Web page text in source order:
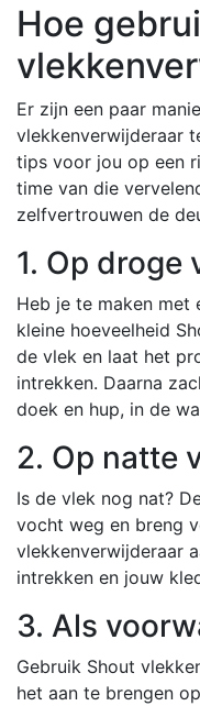
Hoe
Er zijn een paar
vlekkenverwijderaar
tips voor jou op een
time van die
zelfvertrouwen de
1. Op droge
Heb je te maken met
kleine hoeveelheid
de vlek en laat het
intrekken. Daarna
doek en hup, in de
2. Op natte
Is de vlek nog nat?
vocht weg en breng
vlekkenverwijderaar
intrekken en jouw
3. Als
Gebruik Shout
het aan te brengen